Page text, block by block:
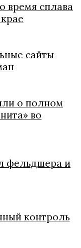
время сплава
сайты
о полном
во
фельдшера и
контроль